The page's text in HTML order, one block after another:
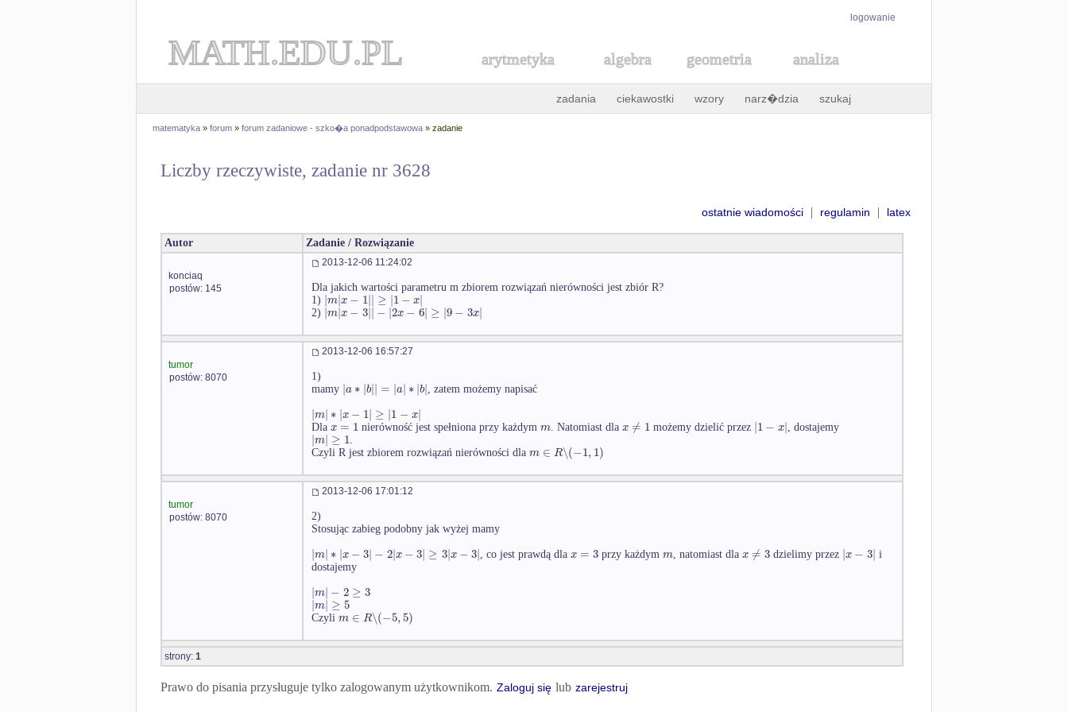
logowanie
MATH.EDU.PL arytmetyka algebra geometria analiza
zadania ciekawostki wzory narz�dzia szukaj
matematyka » forum » forum zadaniowe - szko�a ponadpodstawowa » zadanie
Liczby rzeczywiste, zadanie nr 3628
ostatnie wiadomości | regulamin | latex
Autor Zadanie / Rozwiązanie
konciaq
postów: 145
2013-12-06 11:24:02
Dla jakich wartości parametru m zbiorem rozwiązań nierówności jest zbiór R?
1) |m|x− 1|| ≥ |1− x|
2) |m|x− 3|| − |2x− 6| ≥ |9− 3x|
tumor
postów: 8070
2013-12-06 16:57:27
1)
mamy |a∗ |b|| = |a| ∗|b|, zatem możemy napisać
|m| ∗ |x − 1| ≥ |1 − x|
Dla x= 1 nierówność jest spełniona przy każdymm. Natomiast dla x ≠ 1 możemy dzielić przez |1− x|, dostajemy
|m| ≥ 1.
Czyli R jest zbiorem rozwiązań nierówności dla m ∈ R∖(−1, 1)
tumor
postów: 8070
2013-12-06 17:01:12
2)
Stosując zabieg podobny jak wyżej mamy
|m| ∗ |x − 3| − 2|x − 3| ≥ 3|x − 3|, co jest prawdą dlax = 3 przy każdymm, natomiast dlax ≠ 3 dzielimy przez |x− 3| i
dostajemy
|m| − 2 ≥ 3
|m| ≥ 5
Czyli m ∈ R∖(−5,5)
strony: 1
Prawo do pisania przysługuje tylko zalogowanym użytkownikom. Zaloguj się lub zarejestruj